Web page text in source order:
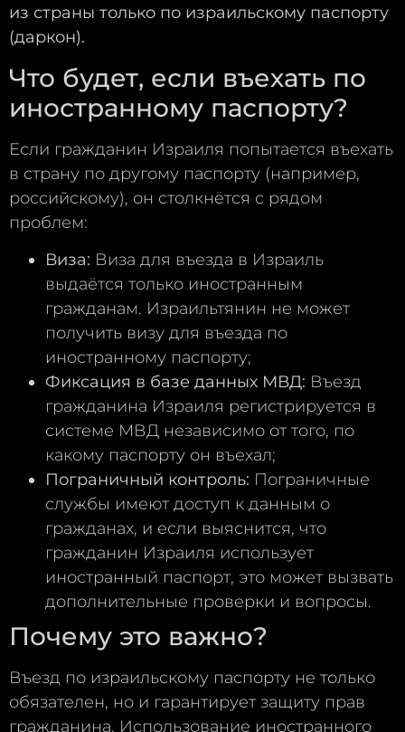
из страны только по израильскому паспорту
(даркон).
Что будет, если въехать по
иностранному паспорту?
Если гражданин Израиля попытается въехать
в страну по другому паспорту (например,
российскому), он столкнётся с рядом
проблем:
Виза: Виза для въезда в Израиль
выдаётся только иностранным
гражданам. Израильтянин не может
получить визу для въезда по
иностранному паспорту;
Фиксация в базе данных МВД: Въезд
гражданина Израиля регистрируется в
системе МВД независимо от того, по
какому паспорту он въехал;
Пограничный контроль: Пограничные
службы имеют доступ к данным о
гражданах, и если выяснится, что
гражданин Израиля использует
иностранный паспорт, это может вызвать
дополнительные проверки и вопросы.
Почему это важно?
Въезд по израильскому паспорту не только
обязателен, но и гарантирует защиту прав
гражданина. Использование иностранного